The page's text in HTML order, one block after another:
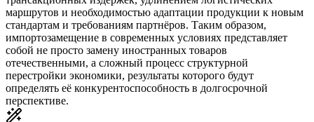
маршрутов и необходимостью адаптации продукции к новым
стандартам и требованиям партнёров. Таким образом,
импортозамещение в современных условиях представляет
собой не просто замену иностранных товаров
отечественными, а сложный процесс структурной
перестройки экономики, результаты которого будут
определять её конкурентоспособность в долгосрочной
перспективе.